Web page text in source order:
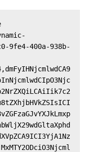
9fe4-400a-938b-